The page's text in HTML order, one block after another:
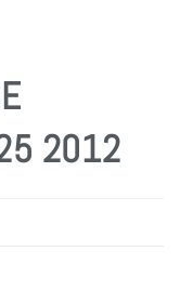
2012